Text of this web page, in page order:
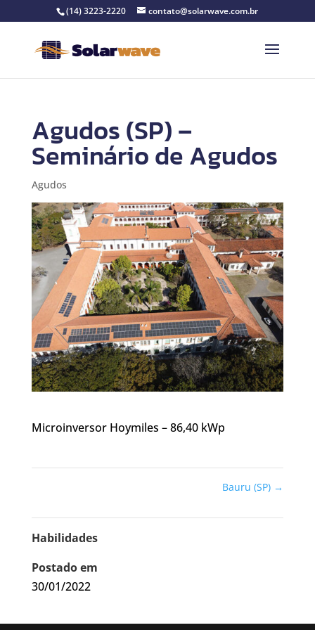
(14) 3223-2220 contato@solarwave.com.br
Agudos (SP) –
Seminário de Agudos
Agudos
Microinversor Hoymiles – 86,40 kWp
Bauru (SP) →
Habilidades
Postado em
30/01/2022